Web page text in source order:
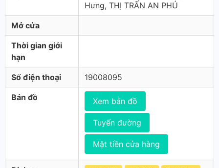
Hưng, THỊ TRẤN AN PHÚ
Mở cửa
Thời gian giới
hạn
Số điện thoại 19008095
Bản đồ Xem bản đồ
Tuyến đường
Mặt tiền cửa hàng